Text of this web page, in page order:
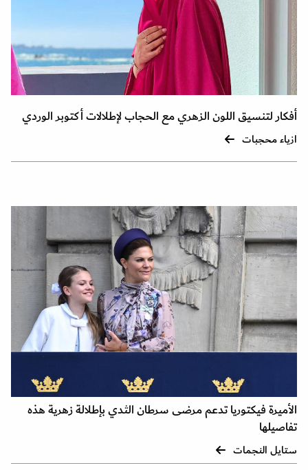
أفكار لتنسيق اللون الزهري مع الحجاب لإطلالات أكتوبر الوردي
ازياء محجبات
الأميرة فيكتوريا تدعم مرضى سرطان الثدي بإطلالة زهرية هذه
تفاصيلها
ستايل النجمات